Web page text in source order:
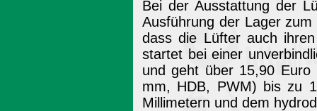
Bei der Ausstattung der
Ausführung der Lager
dass die Lüfter auch
startet bei einer
und geht über 15,90
mm, HDB, PWM) bis zu
Millimetern und dem